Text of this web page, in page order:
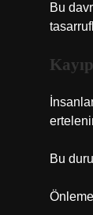
Bu
Bu